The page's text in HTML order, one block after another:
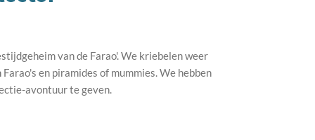
van de Farao'. We kriebelen weer
en piramides of mummies. We hebben
avontuur te geven.